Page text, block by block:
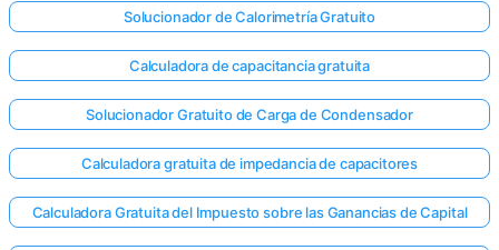
Solucionador de Calorimetría Gratuito
Calculadora de capacitancia gratuita
Solucionador Gratuito de Carga de Condensador
Calculadora gratuita de impedancia de capacitores
Calculadora Gratuita del Impuesto sobre las Ganancias de Capital